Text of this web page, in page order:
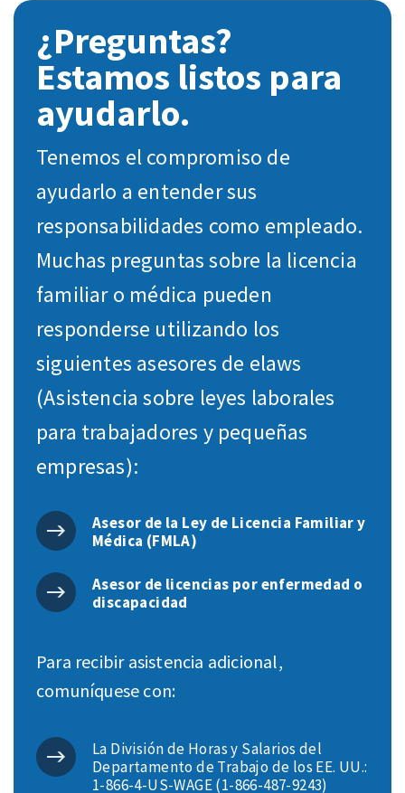
¿Preguntas?
Estamos listos para
ayudarlo.
Tenemos el compromiso de
ayudarlo a entender sus
responsabilidades como empleado.
Muchas preguntas sobre la licencia
familiar o médica pueden
responderse utilizando los
siguientes asesores de elaws
(Asistencia sobre leyes laborales
para trabajadores y pequeñas
empresas):
Asesor de la Ley de Licencia Familiar y
Médica (FMLA)
Asesor de licencias por enfermedad o
discapacidad
Para recibir asistencia adicional,
comuníquese con:
La División de Horas y Salarios del
Departamento de Trabajo de los EE. UU.:
1-866-4-US-WAGE (1-866-487-9243)